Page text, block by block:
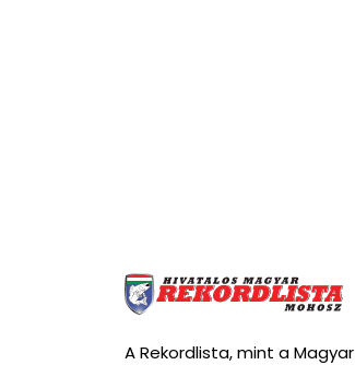
A Rekordlista, mint a Magyar